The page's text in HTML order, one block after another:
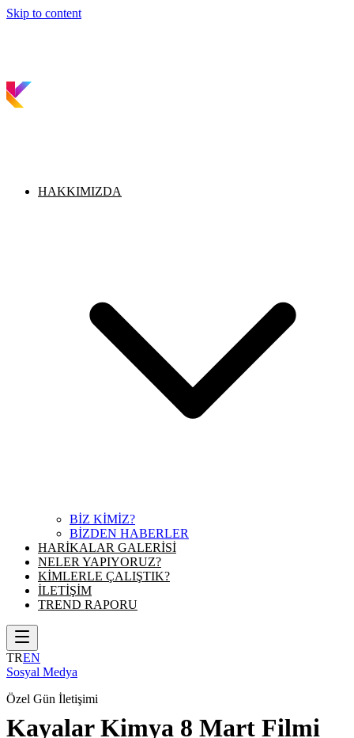
Skip to content
HAKKIMIZDA
BİZ KİMİZ?
BİZDEN HABERLER
HARİKALAR GALERİSİ
NELER YAPIYORUZ?
KİMLERLE ÇALIŞTIK?
İLETİŞİM
TREND RAPORU
TREN
Sosyal Medya
Özel Gün İletişimi
Kayalar Kimya 8 Mart Filmi